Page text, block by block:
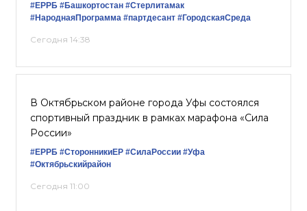
#ЕРРБ #Башкортостан #Стерлитамак
#НароднаяПрограмма #партдесант #ГородскаяСреда
Сегодня 14:38
В Октябрьском районе города Уфы состоялся
спортивный праздник в рамках марафона «Сила
России»
#ЕРРБ #СторонникиЕР #СилаРоссии #Уфа
#Октябрьскийрайон
Сегодня 11:00